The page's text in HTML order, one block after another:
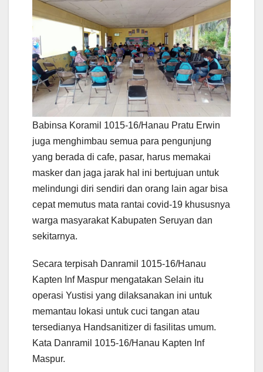
Babinsa Koramil 1015-16/Hanau Pratu Erwin
juga menghimbau semua para pengunjung
yang berada di cafe, pasar, harus memakai
masker dan jaga jarak hal ini bertujuan untuk
melindungi diri sendiri dan orang lain agar bisa
cepat memutus mata rantai covid-19 khususnya
warga masyarakat Kabupaten Seruyan dan
sekitarnya.
Secara terpisah Danramil 1015-16/Hanau
Kapten Inf Maspur mengatakan Selain itu
operasi Yustisi yang dilaksanakan ini untuk
memantau lokasi untuk cuci tangan atau
tersedianya Handsanitizer di fasilitas umum.
Kata Danramil 1015-16/Hanau Kapten Inf
Maspur.